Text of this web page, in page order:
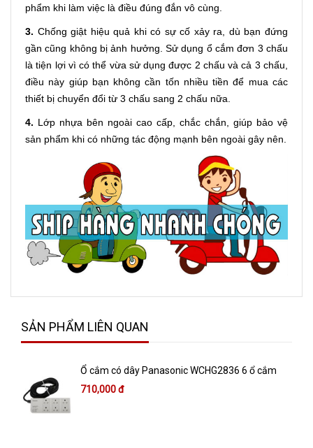
phẩm khi làm việc là điều đúng đắn vô cùng.
3. Chống giật hiệu quả khi có sự cố xảy ra, dù bạn đứng
gần cũng không bị ảnh hưởng. Sử dụng ổ cắm đơn 3 chấu
là tiện lợi vì có thể vừa sử dụng được 2 chấu và cả 3 chấu,
điều này giúp bạn không cần tốn nhiều tiền để mua các
thiết bị chuyển đổi từ 3 chấu sang 2 chấu nữa.
4. Lớp nhựa bên ngoài cao cấp, chắc chắn, giúp bảo vệ
sản phẩm khi có những tác động mạnh bên ngoài gây nên.
SẢN PHẨM LIÊN QUAN
Ổ cắm có dây Panasonic WCHG2836 6 ổ cắm
710,000 đ